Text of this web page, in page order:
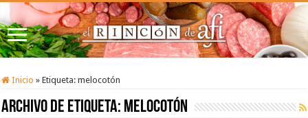
Inicio » Etiqueta:melocotón
Archivo de etiqueta: melocotón